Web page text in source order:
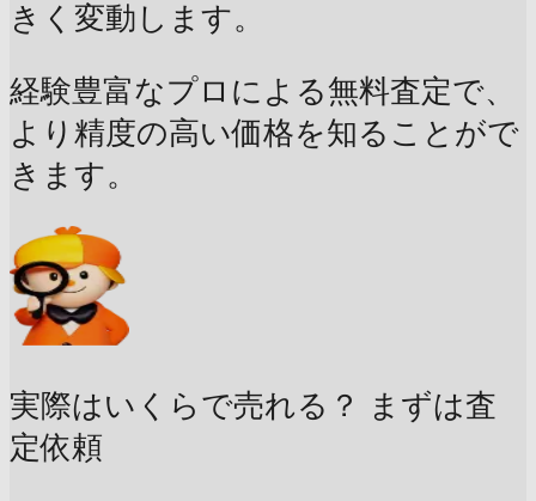
きく変動します。
経験豊富なプロによる無料査定で、
より精度の高い価格を知ることがで
きます。
実際はいくらで売れる？
まずは査
定依頼